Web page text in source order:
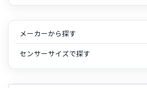
メーカーから探す
センサーサイズで探す